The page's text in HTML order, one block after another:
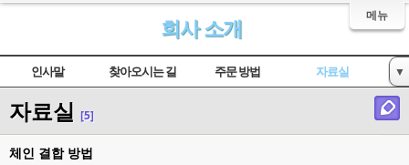
메뉴
회사 소개
인사말 찾아오시는 길 주문 방법 자료실 ▼
자료실 [5]
체인 결합 방법